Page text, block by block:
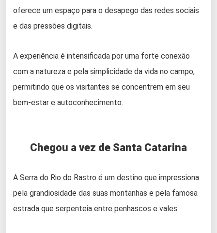
oferece um espaço para o desapego das redes sociais
e das pressões digitais.
A experiência é intensificada por uma forte conexão
com a natureza e pela simplicidade da vida no campo,
permitindo que os visitantes se concentrem em seu
bem-estar e autoconhecimento.
Chegou a vez de Santa Catarina
A Serra do Rio do Rastro é um destino que impressiona
pela grandiosidade das suas montanhas e pela famosa
estrada que serpenteia entre penhascos e vales.